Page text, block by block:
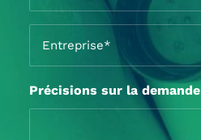
Précisions sur la demande